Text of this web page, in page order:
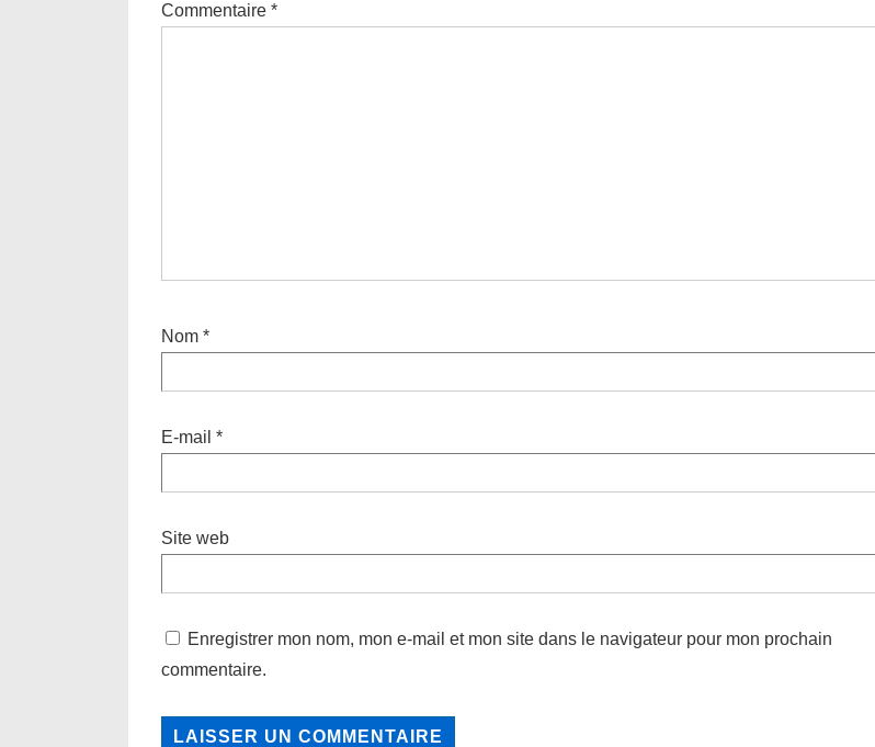
Commentaire *
Nom *
E-mail *
Site web
Enregistrer mon nom, mon e-mail et mon site dans le navigateur pour mon prochain
commentaire.